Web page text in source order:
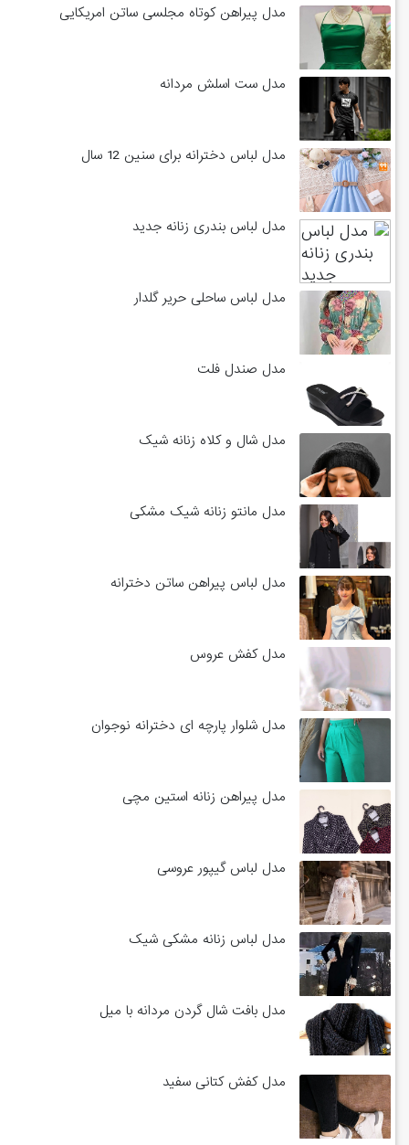
مدل پیراهن کوتاه مجلسی ساتن امریکایی
مدل ست اسلش مردانه
مدل لباس دخترانه برای سنین 12 سال
مدل لباس بندری زنانه جدید
مدل لباس ساحلی حریر گلدار
مدل صندل فلت
مدل شال و کلاه زنانه شیک
مدل مانتو زنانه شیک مشکی
مدل لباس پیراهن ساتن دخترانه
مدل کفش عروس
مدل شلوار پارچه ای دخترانه نوجوان
مدل پیراهن زنانه استین مچی
مدل لباس گیپور عروسی
مدل لباس زنانه مشکی شیک
مدل بافت شال گردن مردانه با میل
مدل کفش کتانی سفید